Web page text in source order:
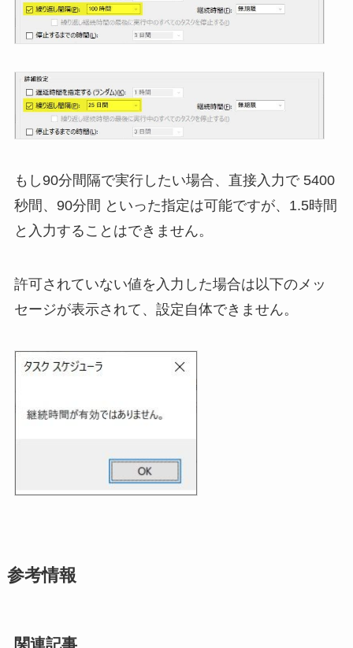
もし90分間隔で実行したい場合、直接入力で 5400
秒間、90分間 といった指定は可能ですが、1.5時間
と入力することはできません。
許可されていない値を入力した場合は以下のメッ
セージが表示されて、設定自体できません。
参考情報
関連記事